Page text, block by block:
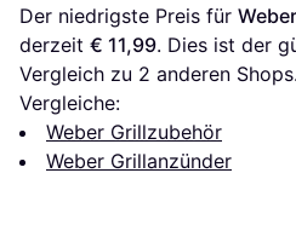
Der niedrigste Preis für
derzeit € 11,99. Dies ist der
Vergleich zu 2 anderen Shops.
Vergleiche:
Weber Grillzubehör
Weber Grillanzünder